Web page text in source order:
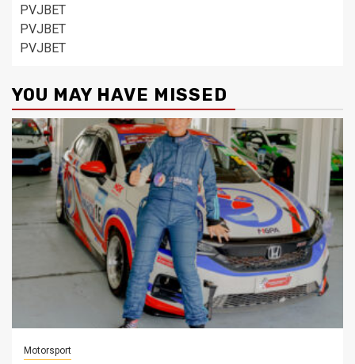
PVJBET
PVJBET
PVJBET
YOU MAY HAVE MISSED
Motorsport